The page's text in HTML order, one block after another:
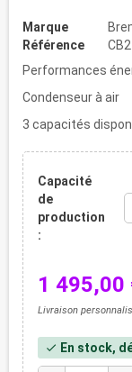
Marque
Référence
Performances
Condenseur à air
3 capacités
Capacité
de
production
:
1 495,00
Livraison
check En stock,